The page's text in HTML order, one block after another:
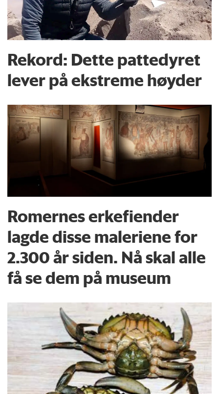
Rekord: Dette pattedyret
lever på ekstreme høyder
Romernes erkefiender
lagde disse maleriene for
2.300 år siden. Nå skal alle
få se dem på museum